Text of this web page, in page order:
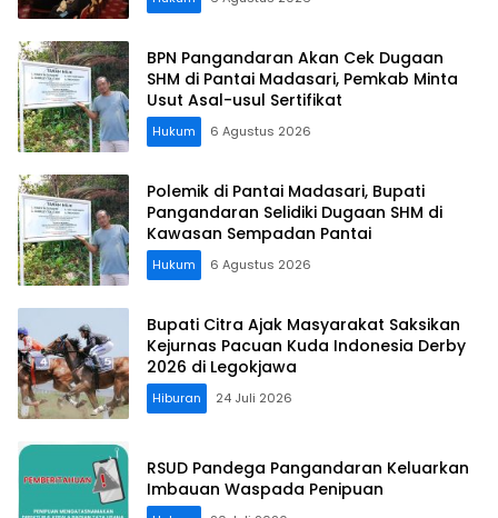
BPN Pangandaran Akan Cek Dugaan
SHM di Pantai Madasari, Pemkab Minta
Usut Asal-usul Sertifikat
Hukum 6 Agustus 2026
Polemik di Pantai Madasari, Bupati
Pangandaran Selidiki Dugaan SHM di
Kawasan Sempadan Pantai
Hukum 6 Agustus 2026
Bupati Citra Ajak Masyarakat Saksikan
Kejurnas Pacuan Kuda Indonesia Derby
2026 di Legokjawa
Hiburan 24 Juli 2026
RSUD Pandega Pangandaran Keluarkan
Imbauan Waspada Penipuan